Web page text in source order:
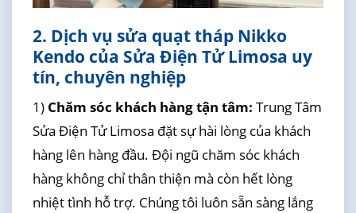
2. Dịch vụ sửa quạt tháp Nikko
Kendo của Sửa Điện Tử Limosa uy
tín, chuyên nghiệp
1) Chăm sóc khách hàng tận tâm: Trung Tâm
Sửa Điện Tử Limosa đặt sự hài lòng của khách
hàng lên hàng đầu. Đội ngũ chăm sóc khách
hàng không chỉ thân thiện mà còn hết lòng
nhiệt tình hỗ trợ. Chúng tôi luôn sẵn sàng lắng